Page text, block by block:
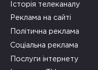
Історія телеканалу
Реклама на сайті
Політична реклама
Соціальна реклама
Послуги інтернету